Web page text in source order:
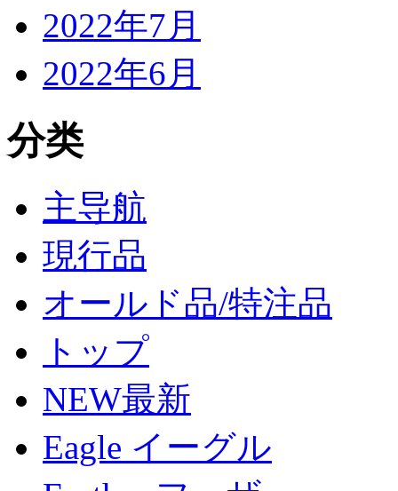
2022年7月
2022年6月
分类
主导航
現行品
オールド品/特注品
トップ
NEW最新
Eagle イーグル